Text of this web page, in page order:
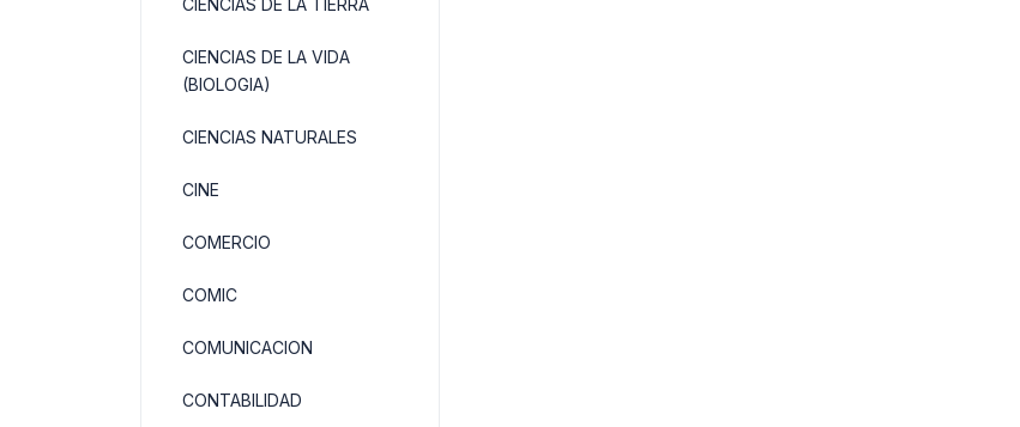
CIENCIAS DE LA TIERRA
CIENCIAS DE LA VIDA
(BIOLOGIA)
CIENCIAS NATURALES
CINE
COMERCIO
COMIC
COMUNICACION
CONTABILIDAD